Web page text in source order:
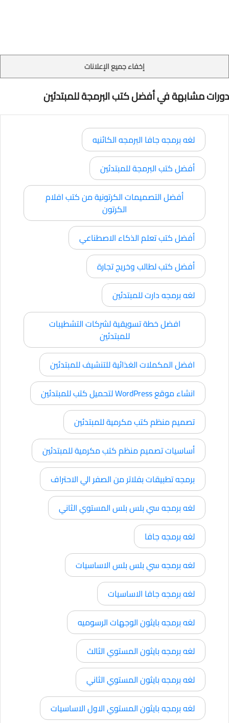
إخفاء جميع الإعلانات
دورات مشابهة في أفضل كتب البرمجة للمبتدئين
لغه برمجه جافا البرمجه الكائنيه
أفضل كتب البرمجة للمبتدئين
أفضل التصميمات الكرتونية من كتب افلام
الكرتون
أفضل كتب تعلم الذكاء الاصطناعي
أفضل كتب لطالب وخريج تجارة
لغه برمجه دارت للمبتدئين
افضل خطة تسويقية لشركات التشطيبات
للمبتدئين
افضل المكملات الغذائية للتنشيف للمبتدئين
انشاء موقع WordPress لتحميل كتب للمبتدئين
تصميم منظم كتب مكرمية للمبتدئين
أساسيات تصميم منظم كتب مكرمية للمبتدئين
برمجه تطبيقات بفلاتر من الصفر الي الاحتراف
لغه برمجه سي بلس بلس المستوي الثاني
لغه برمجه جافا
لغه برمجه سي بلس بلس الاساسيات
لغه برمجه جافا الاساسيات
لغه برمجه بايثون الوجهات الرسوميه
لغه برمجه بايثون المستوي الثالث
لغه برمجه بايثون المستوي الثاني
لغه برمجه بايثون المستوي الاول الاساسيات